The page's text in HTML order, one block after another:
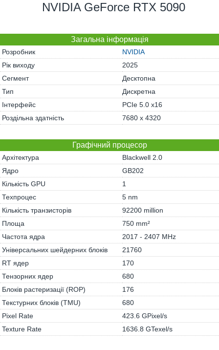
NVIDIA GeForce RTX 5090
Загальна інформація
Розробник
NVIDIA
Рік виходу
2025
Сегмент
Десктопна
Тип
Дискретна
Інтерфейс
PCIe 5.0 x16
Роздільна здатність
7680 x 4320
Графічний процесор
Архітектура
Blackwell 2.0
Ядро
GB202
Кількість GPU
1
Техпроцес
5 nm
Кількість транзисторів
92200 million
Площа
750 mm²
Частота ядра
2017 - 2407 MHz
Універсальних шейдерних блоків
21760
RT ядер
170
Тензорних ядер
680
Блоків растеризації (ROP)
176
Текстурних блоків (TMU)
680
Pixel Rate
423.6 GPixel/s
Texture Rate
1636.8 GTexel/s